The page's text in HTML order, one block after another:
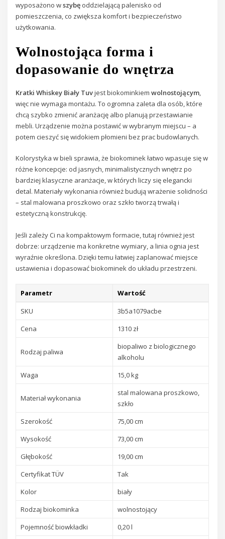
wyposażono wszybę oddzielającą palenisko od
pomieszczenia, co zwiększa komfort i bezpieczeństwo
użytkowania.
Wolnostojąca forma i
dopasowanie do wnętrza
Kratki Whiskey Biały Tuvjest biokominkiemwolnostojącym,
więc nie wymaga montażu. To ogromna zaleta dla osób, które
chcą szybko zmienić aranżację albo planują przestawianie
mebli. Urządzenie można postawić w wybranym miejscu – a
potem cieszyć się widokiem płomieni bez prac budowlanych.
Kolorystyka w bieli sprawia, że biokominek łatwo wpasuje się w
różne koncepcje: od jasnych, minimalistycznych wnętrz po
bardziej klasyczne aranżacje, w których liczy się elegancki
detal. Materiały wykonania również budują wrażenie solidności
– stal malowana proszkowo oraz szkło tworzą trwałą i
estetyczną konstrukcję.
Jeśli zależy Ci na kompaktowym formacie, tutaj również jest
dobrze: urządzenie ma konkretne wymiary, a linia ognia jest
wyraźnie określona. Dzięki temu łatwiej zaplanować miejsce
ustawienia i dopasować biokominek do układu przestrzeni.
Parametr
Wartość
SKU
3b5a1079acbe
Cena
1310 zł
Rodzaj paliwa
biopaliwo z biologicznego
alkoholu
Waga
15,0 kg
Materiał wykonania
stal malowana proszkowo,
szkło
Szerokość
75,00 cm
Wysokość
73,00 cm
Głębokość
19,00 cm
Certyfikat TÜV
Tak
Kolor
biały
Rodzaj biokominka
wolnostojący
Pojemność biowkładki
0,20 l